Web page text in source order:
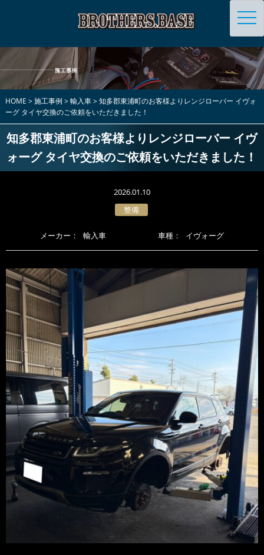
HOME >施工事例 >輸入車>知多郡東浦町のお客様よりレンジローバー イヴォ
ーグ タイヤ交換のご依頼をいただきました！
知多郡東浦町のお客様よりレンジローバー イヴ
ォーグ タイヤ交換のご依頼をいただきました！
2026.01.10
整備
メーカー： 輸入車 車種： イヴォーグ